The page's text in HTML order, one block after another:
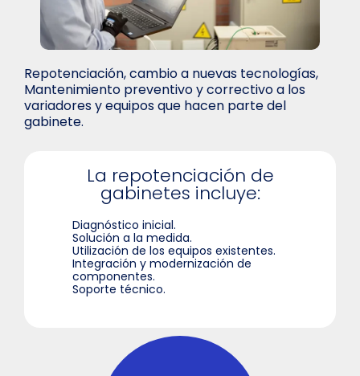
Repotenciación, cambio a nuevas tecnologías,
Mantenimiento preventivo y correctivo a los
variadores y equipos que hacen parte del
gabinete.
La repotenciación de
gabinetes incluye:
Diagnóstico inicial.
Solución a la medida.
Utilización de los equipos existentes.
Integración y modernización de
componentes.
Soporte técnico.